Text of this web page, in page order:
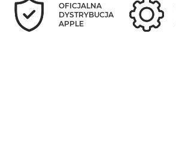
OFICJALNA
DYSTRYBUCJA
APPLE